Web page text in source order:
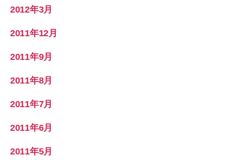
2012年3月
2011年12月
2011年9月
2011年8月
2011年7月
2011年6月
2011年5月